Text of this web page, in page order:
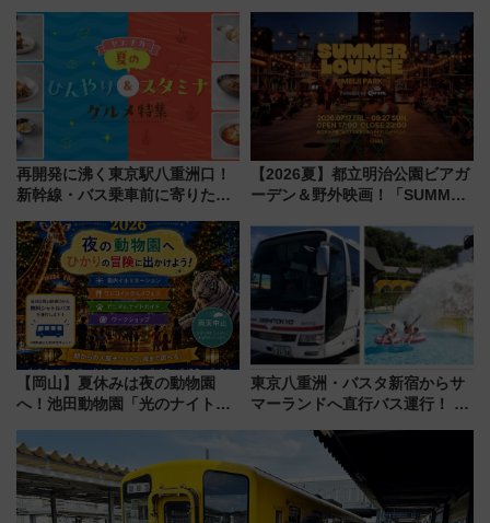
ZOO」開催情報
ローおひさま」が救世主に？
再開発に沸く東京駅八重洲口！
新幹線・バス乗車前に寄りたい
やり＆スタミナグルメ」6選【新
店舗も！】
【2026夏】都立明治公園ビアガ
ーデン＆野外映画！「SUMMER
ケジュール 夜風とビール、映画
を満喫！
【岡山】夏休みは夜の動物園
へ！池田動物園「光のナイトズ
な夜
東京八重洲・バスタ新宿からサ
マーランドへ直行バス運行！ お
推し活を楽しもう！（2026年
8/1～31）